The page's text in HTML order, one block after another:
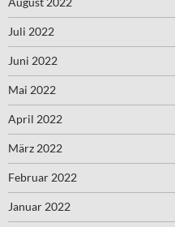
Juli 2022
Juni 2022
Mai 2022
April 2022
März 2022
Februar 2022
Januar 2022